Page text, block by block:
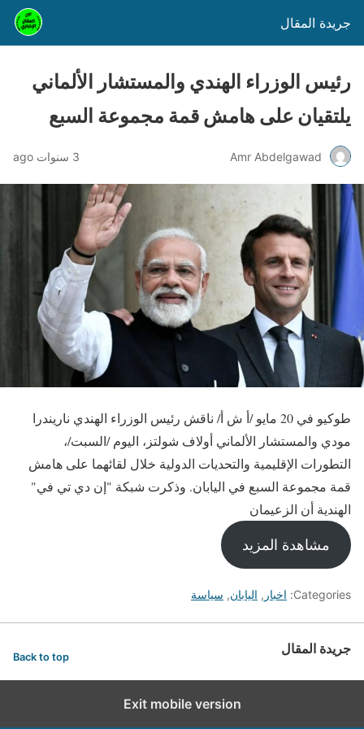
جريدة المقال
رئيس الوزراء الهندي والمستشار الألماني
يلتقيان على هامش قمة مجموعة السبع
Amr Abdelgawad 3 سنوات ago
طوكيو في 20 مايو /أ ش أ/ ناقش رئيس الوزراء الهندي ناريندرا
مودي والمستشار الألماني أولاف شولتز، اليوم /السبت/،
التطورات الإقليمية والتحديات الدولية خلال لقائهما على هامش
قمة مجموعة السبع في اليابان. وذكرت شبكة "إن دي تي في"
الهندية أن الزعيمان
مشاهدة المزيد
Categories: اخبار , اليابان, سياسة
جريدة المقال Back to top
Exit mobile version